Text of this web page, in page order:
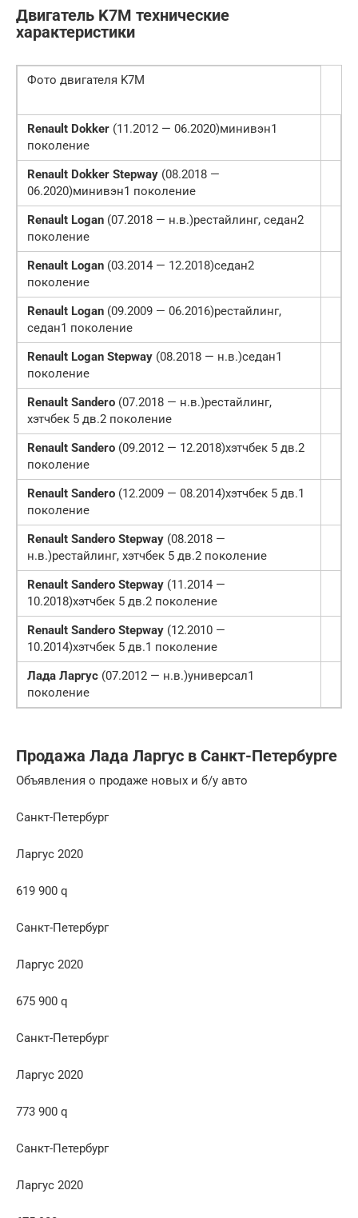
Двигатель K7M технические
характеристики
Фото двигателя K7M
Renault Dokker (11.2012 — 06.2020)минивэн1
поколение
Renault Dokker Stepway (08.2018 —
06.2020)минивэн1 поколение
Renault Logan (07.2018 — н.в.)рестайлинг, седан2
поколение
Renault Logan (03.2014 — 12.2018)седан2
поколение
Renault Logan (09.2009 — 06.2016)рестайлинг,
седан1 поколение
Renault Logan Stepway (08.2018 — н.в.)седан1
поколение
Renault Sandero (07.2018 — н.в.)рестайлинг,
хэтчбек 5 дв.2 поколение
Renault Sandero (09.2012 — 12.2018)хэтчбек 5 дв.2
поколение
Renault Sandero (12.2009 — 08.2014)хэтчбек 5 дв.1
поколение
Renault Sandero Stepway (08.2018 —
н.в.)рестайлинг, хэтчбек 5 дв.2 поколение
Renault Sandero Stepway (11.2014 —
10.2018)хэтчбек 5 дв.2 поколение
Renault Sandero Stepway (12.2010 —
10.2014)хэтчбек 5 дв.1 поколение
Лада Ларгус (07.2012 — н.в.)универсал1
поколение
Продажа Лада Ларгус в Санкт-Петербурге
Объявления о продаже новых и б/у авто
Санкт-Петербург
Ларгус 2020
619 900 q
Санкт-Петербург
Ларгус 2020
675 900 q
Санкт-Петербург
Ларгус 2020
773 900 q
Санкт-Петербург
Ларгус 2020